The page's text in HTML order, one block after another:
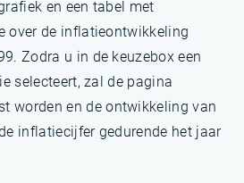
en een tabel met
over de inflatieontwikkeling
Zodra u in de keuzebox een
selecteert, zal de pagina
worden en de ontwikkeling van
inflatiecijfer gedurende het jaar